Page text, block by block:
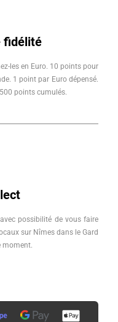
fidélité
les en Euro. 10 points pour
1 point par Euro dépensé.
points cumulés.
possibilité de vous faire
sur Nîmes dans le Gard
moment.